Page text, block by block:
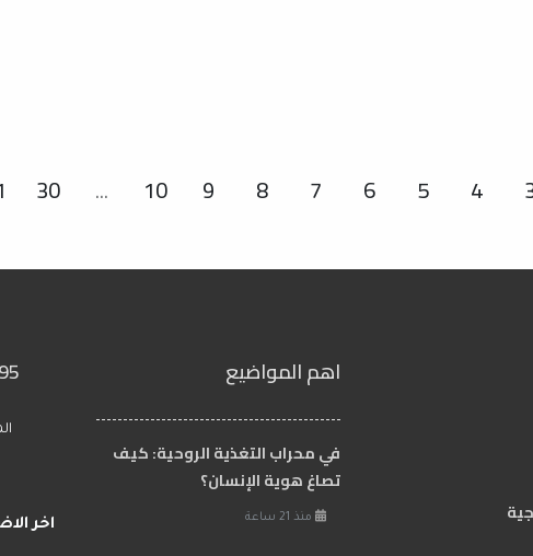
4
5
6
7
8
9
10
...
30
اهم المواضيع
في محراب التغذية الروحية: كيف
تصاغ هوية الإنسان؟
منذ 21 ساعة اخر